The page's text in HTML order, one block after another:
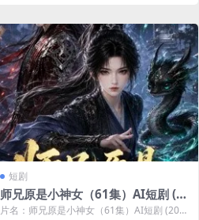
短剧
师兄原是小神女（61集）AI短剧 (20
26)
片名：师兄原是小神女（61集）AI短剧 (202